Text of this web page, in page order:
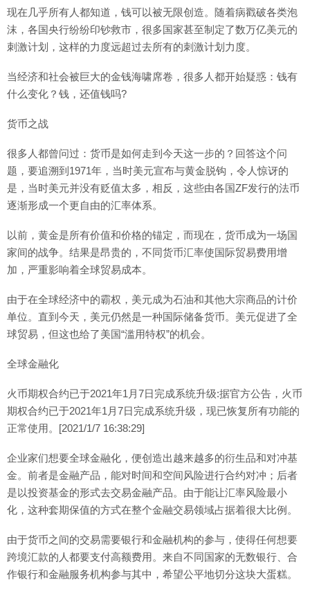
现在几乎所有人都知道，钱可以被无限创造。随着病戳破各类泡
沫，各国央行纷纷印钞救市，很多国家甚至制定了数万亿美元的
刺激计划，这样的力度远超过去所有的刺激计划力度。
当经济和社会被巨大的金钱海啸席卷，很多人都开始疑惑：钱有
什么变化？钱，还值钱吗?
货币之战
很多人都曾问过：货币是如何走到今天这一步的？回答这个问
题，要追溯到1971年，当时美元宣布与黄金脱钩，令人惊讶的
是，当时美元并没有贬值太多，相反，这些由各国ZF发行的法币
逐渐形成一个更自由的汇率体系。
以前，黄金是所有价值和价格的锚定，而现在，货币成为一场国
家间的战争。结果是昂贵的，不同货币汇率使国际贸易费用增
加，严重影响着全球贸易成本。
由于在全球经济中的霸权，美元成为石油和其他大宗商品的计价
单位。直到今天，美元仍然是一种国际储备货币。美元促进了全
球贸易，但这也给了美国“滥用特权”的机会。
全球金融化
火币期权合约已于2021年1月7日完成系统升级:据官方公告，火币
期权合约已于2021年1月7日完成系统升级，现已恢复所有功能的
正常使用。[2021/1/7 16:38:29]
企业家们想要全球金融化，便创造出越来越多的衍生品和对冲基
金。前者是金融产品，能对时间和空间风险进行合约对冲；后者
是以投资基金的形式去交易金融产品。由于能让汇率风险最小
化，这种套期保值的方式在整个金融交易领域占据着很大比例。
由于货币之间的交易需要银行和金融机构的参与，使得任何想要
跨境汇款的人都要支付高额费用。来自不同国家的无数银行、合
作银行和金融服务机构参与其中，希望公平地切分这块大蛋糕。